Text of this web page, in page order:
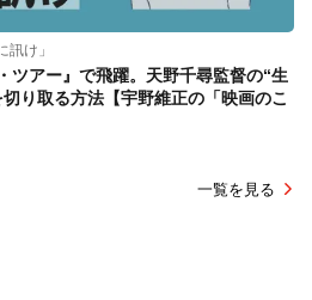
け」
ツアー』で飛躍。天野千尋監督の“生
り取る方法【宇野維正の「映画のこ
一覧を見る